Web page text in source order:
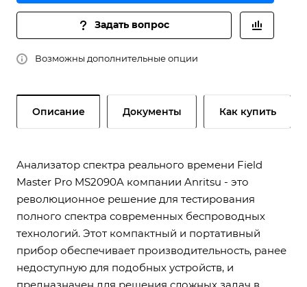
Задать вопрос
Возможны дополнительные опции
Описание Документы Как купить
Анализатор спектра реального времени Field
Master Pro MS2090A компании Anritsu - это
революционное решение для тестирования
полного спектра современных беспроводных
технологий. Этот компактный и портативный
прибор обеспечивает производительность, ранее
недоступную для подобных устройств, и